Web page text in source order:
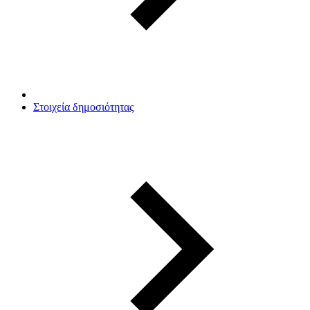
Στοιχεία δημοσιότητας